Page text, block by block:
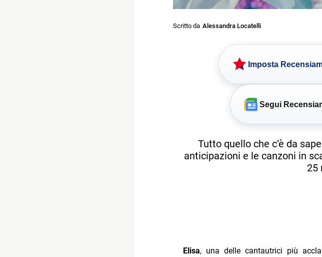
Scritto da Alessandra Locatelli
Imposta
Segui
Tutto quello che c’è da
anticipazioni e le canzoni in
25
Elisa, una delle cantautrici più